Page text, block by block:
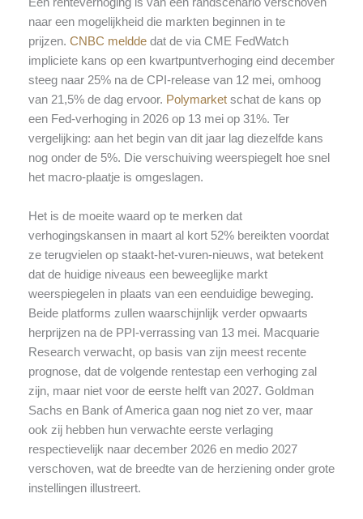
Een renteverhoging is van een randscenario verschoven
naar een mogelijkheid die markten beginnen in te
prijzen. CNBC melddedat de via CME FedWatch
impliciete kans op een kwartpuntverhoging eind december
steeg naar 25% na de CPI-release van 12 mei, omhoog
van 21,5% de dag ervoor. Polymarketschat de kans op
een Fed-verhoging in 2026 op 13 mei op 31%. Ter
vergelijking: aan het begin van dit jaar lag diezelfde kans
nog onder de 5%. Die verschuiving weerspiegelt hoe snel
het macro-plaatje is omgeslagen.
Het is de moeite waard op te merken dat
verhogingskansen in maart al kort 52% bereikten voordat
ze terugvielen op staakt-het-vuren-nieuws, wat betekent
dat de huidige niveaus een beweeglijke markt
weerspiegelen in plaats van een eenduidige beweging.
Beide platforms zullen waarschijnlijk verder opwaarts
herprijzen na de PPI-verrassing van 13 mei. Macquarie
Research verwacht, op basis van zijn meest recente
prognose, dat de volgende rentestap een verhoging zal
zijn, maar niet voor de eerste helft van 2027. Goldman
Sachs en Bank of America gaan nog niet zo ver, maar
ook zij hebben hun verwachte eerste verlaging
respectievelijk naar december 2026 en medio 2027
verschoven, wat de breedte van de herziening onder grote
instellingen illustreert.